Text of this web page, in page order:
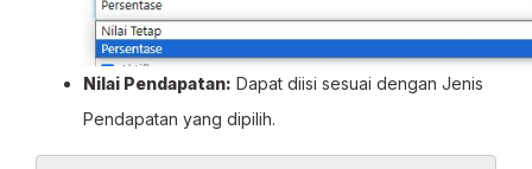
Nilai Pendapatan: Dapat diisi sesuai dengan Jenis
Pendapatan yang dipilih.